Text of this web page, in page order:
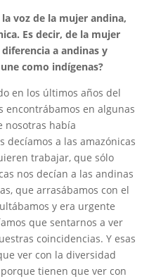
voz de la mujer andina,
Es decir, de la mujer
a andinas y
como indígenas?
en los últimos años del
encontrábamos en algunas
nosotras había
decíamos a las amazónicas
trabajar, que sólo
nos decían a las andinas
que arrasábamos con el
y era urgente
que sentarnos a ver
coincidencias. Y esas
ver con la diversidad
tienen que ver con